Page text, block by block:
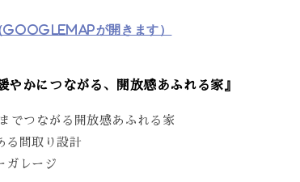
Googlemapが開きます）
かにつながる、開放感あふれる家』
でつながる開放感あふれる家
る間取り設計
ガレージ